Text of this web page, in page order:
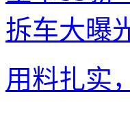
用料扎实